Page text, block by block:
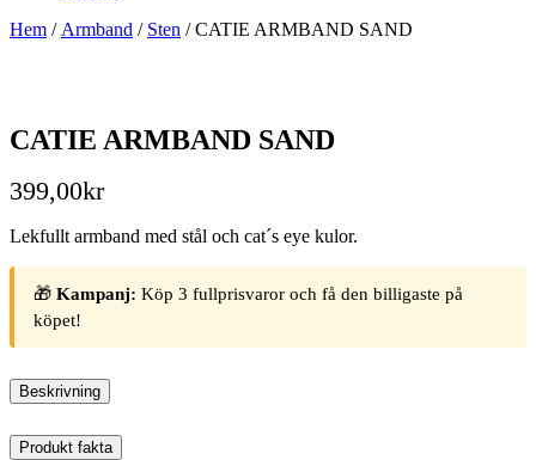
Hem / Armband / Sten / CATIE ARMBAND SAND
CATIE ARMBAND SAND
399,00kr
Lekfullt armband med stål och cat´s eye kulor.
🎁 Kampanj: Köp 3 fullprisvaror och få den billigaste på
köpet!
Beskrivning
Produkt fakta